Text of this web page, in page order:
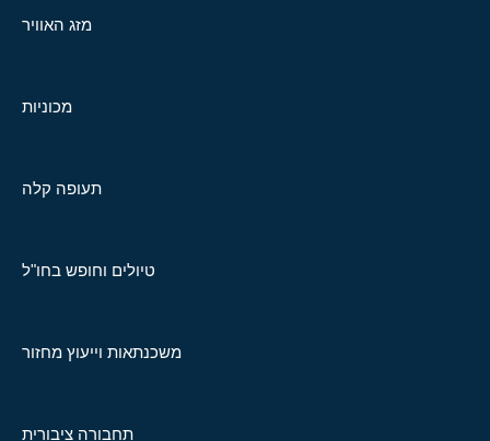
מזג האוויר
מכוניות
תעופה קלה
טיולים וחופש בחו"ל
משכנתאות וייעוץ מחזור
תחבורה ציבורית